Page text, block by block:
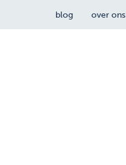
blog over ons